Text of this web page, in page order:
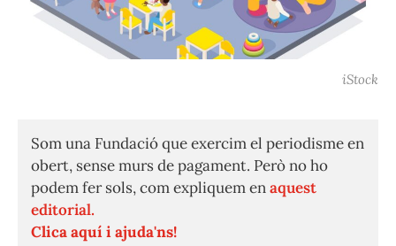
iStock
Som una Fundació que exercim el periodisme en
obert, sense murs de pagament. Però no ho
podem fer sols, com expliquem enaquest
editorial.
Clica aquí i ajuda'ns!